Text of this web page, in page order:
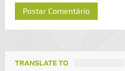
TRANSLATE TO